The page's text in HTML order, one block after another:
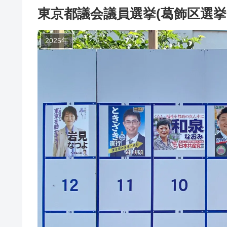
東京都議会議員選挙(葛飾区選
2025年